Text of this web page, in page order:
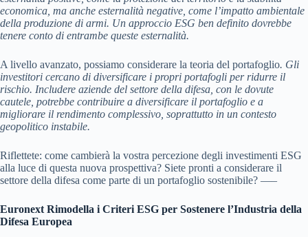
economica, ma anche esternalità negative, come l’impatto ambientale
della produzione di armi. Un approccio ESG ben definito dovrebbe
tenere conto di entrambe queste esternalità.
A livello avanzato, possiamo considerare la teoria del portafoglio. Gli
investitori cercano di diversificare i propri portafogli per ridurre il
rischio. Includere aziende del settore della difesa, con le dovute
cautele, potrebbe contribuire a diversificare il portafoglio e a
migliorare il rendimento complessivo, soprattutto in un contesto
geopolitico instabile.
Riflettete: come cambierà la vostra percezione degli investimenti ESG
alla luce di questa nuova prospettiva? Siete pronti a considerare il
settore della difesa come parte di un portafoglio sostenibile? —–
Euronext Rimodella i Criteri ESG per Sostenere l’Industria della
Difesa Europea